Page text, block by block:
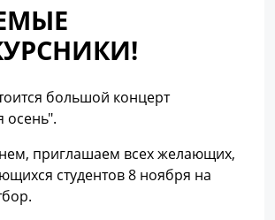
большой концерт
осень".
приглашаем всех желающих,
студентов 8 ноября на